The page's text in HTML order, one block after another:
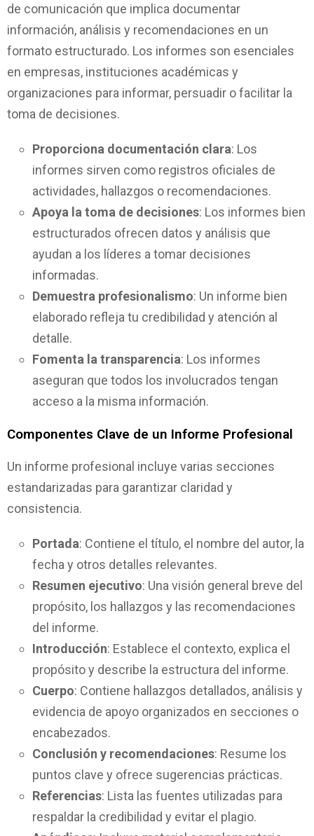
de comunicación que implica documentar
información, análisis y recomendaciones en un
formato estructurado. Los informes son esenciales
en empresas, instituciones académicas y
organizaciones para informar, persuadir o facilitar la
toma de decisiones.
Proporciona documentación clara: Los
informes sirven como registros oficiales de
actividades, hallazgos o recomendaciones.
Apoya la toma de decisiones: Los informes bien
estructurados ofrecen datos y análisis que
ayudan a los líderes a tomar decisiones
informadas.
Demuestra profesionalismo: Un informe bien
elaborado refleja tu credibilidad y atención al
detalle.
Fomenta la transparencia: Los informes
aseguran que todos los involucrados tengan
acceso a la misma información.
Componentes Clave de un Informe Profesional
Un informe profesional incluye varias secciones
estandarizadas para garantizar claridad y
consistencia.
Portada: Contiene el título, el nombre del autor, la
fecha y otros detalles relevantes.
Resumen ejecutivo: Una visión general breve del
propósito, los hallazgos y las recomendaciones
del informe.
Introducción: Establece el contexto, explica el
propósito y describe la estructura del informe.
Cuerpo: Contiene hallazgos detallados, análisis y
evidencia de apoyo organizados en secciones o
encabezados.
Conclusión y recomendaciones: Resume los
puntos clave y ofrece sugerencias prácticas.
Referencias: Lista las fuentes utilizadas para
respaldar la credibilidad y evitar el plagio.